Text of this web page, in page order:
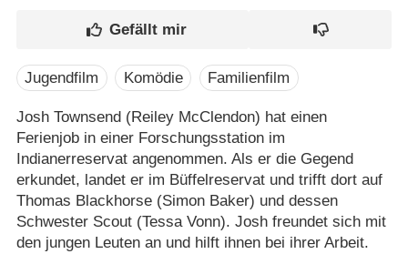
Jugendfilm Komödie Familienfilm
Josh Townsend (Reiley McClendon) hat einen
Ferienjob in einer Forschungsstation im
Indianerreservat angenommen. Als er die Gegend
erkundet, landet er im Büffelreservat und trifft dort auf
Thomas Blackhorse (Simon Baker) und dessen
Schwester Scout (Tessa Vonn). Josh freundet sich mit
den jungen Leuten an und hilft ihnen bei ihrer Arbeit.